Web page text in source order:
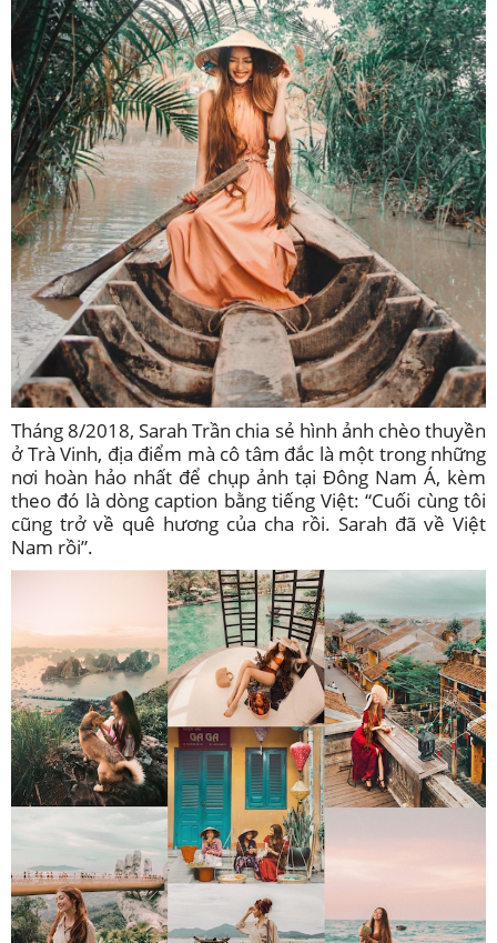
Tháng 8/2018, Sarah Trần chia sẻ hình ảnh chèo thuyền
ở Trà Vinh, địa điểm mà cô tâm đắc là một trong những
nơi hoàn hảo nhất để chụp ảnh tại Đông Nam Á, kèm
theo đó là dòng caption bằng tiếng Việt: “Cuối cùng tôi
cũng trở về quê hương của cha rồi. Sarah đã về Việt
Nam rồi”.